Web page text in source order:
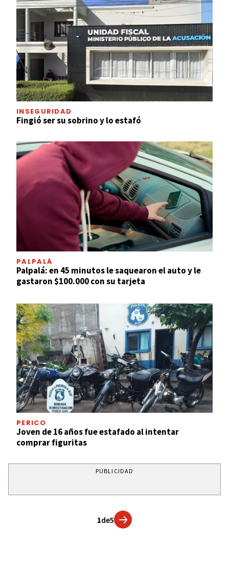
INSEGURIDAD
Fingió ser su sobrino y lo estafó
PALPALÁ
Palpalá: en 45 minutos le saquearon el auto y le
gastaron $100.000 con su tarjeta
PERICO
Joven de 16 años fue estafado al intentar
comprar figuritas
PUBLICIDAD
1de5